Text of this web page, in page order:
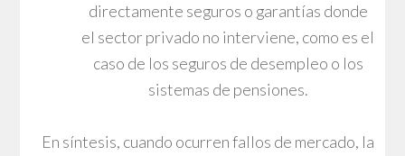
directamente seguros o garantías donde
el sector privado no interviene, como es el
caso de los seguros de desempleo o los
sistemas de pensiones.
En síntesis, cuando ocurren fallos de mercado, la